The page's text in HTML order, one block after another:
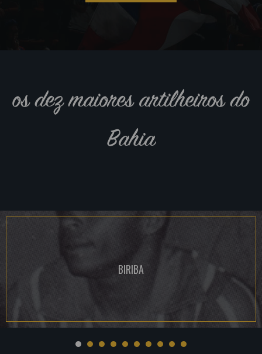
os dez maiores artilheiros do
Bahia
BIRIBA